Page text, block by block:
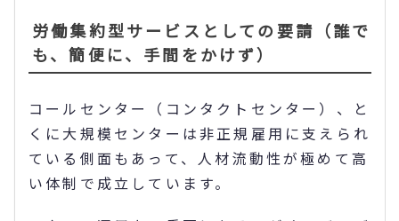
労働集約型サービスとしての要請（誰で
も、簡便に、手間をかけず）
コールセンター（コンタクトセンター）、と
くに大規模センターは非正規雇用に支えられ
ている側面もあって、人材流動性が極めて高
い体制で成立しています。